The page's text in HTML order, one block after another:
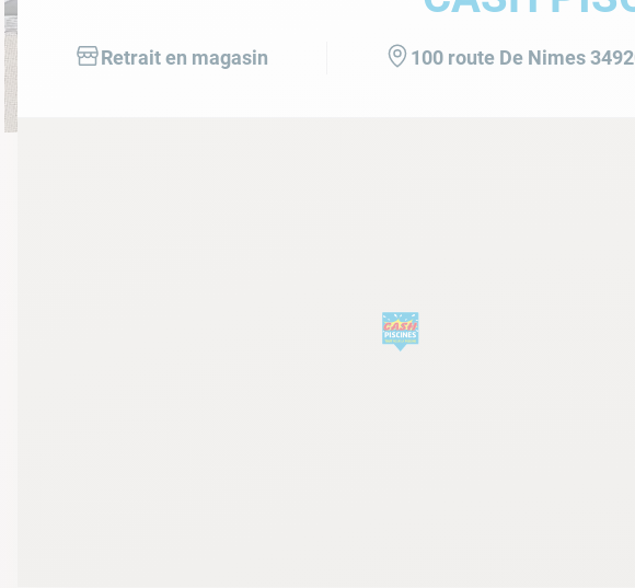
Retrait en magasin 100 route De Nimes